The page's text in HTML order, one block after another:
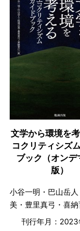
文学から環境を
コクリティシズ
ブック（オンデ
版）
小谷一明・巴山岳
美・豊里真弓・喜
刊行年月：2023